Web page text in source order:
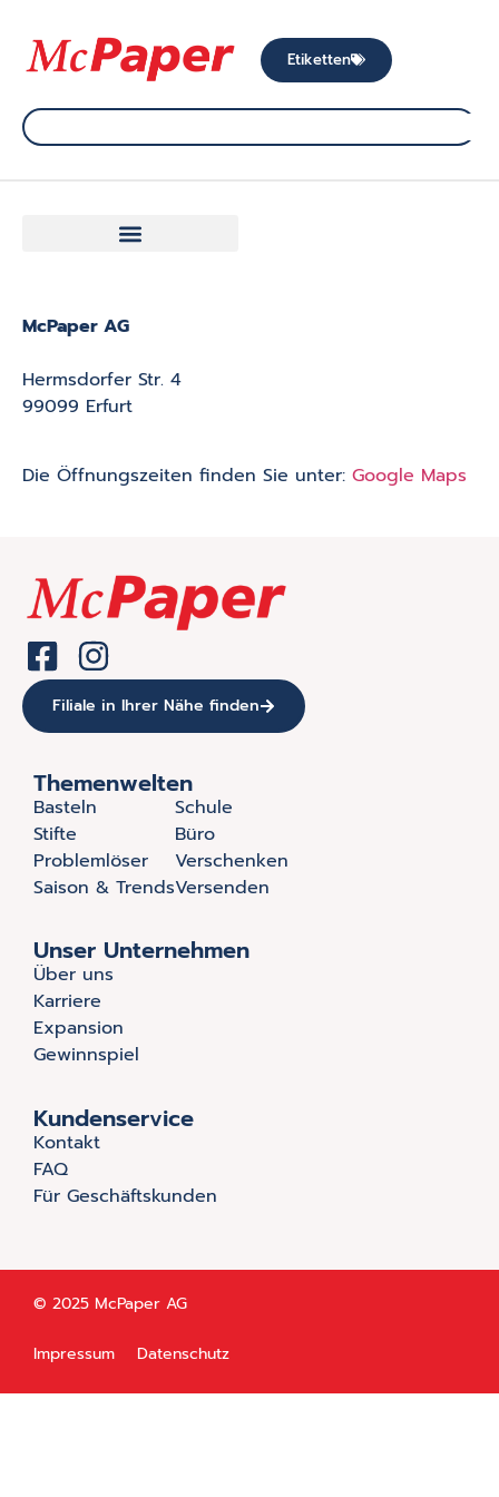
Etiketten
McPaper AG
Hermsdorfer Str. 4
99099 Erfurt
Die Öffnungszeiten finden Sie unter: Google Maps
Filiale in Ihrer Nähe finden
Themenwelten
Basteln
Stifte
Problemlöser
Saison & Trends
Schule
Büro
Verschenken
Versenden
Unser Unternehmen
Über uns
Karriere
Expansion
Gewinnspiel
Kundenservice
Kontakt
FAQ
Für Geschäftskunden
© 2025 McPaper AG
Impressum Datenschutz